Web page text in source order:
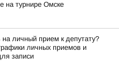
на турнире Омске
на личный прием к депутату?
личных приемов и
записи